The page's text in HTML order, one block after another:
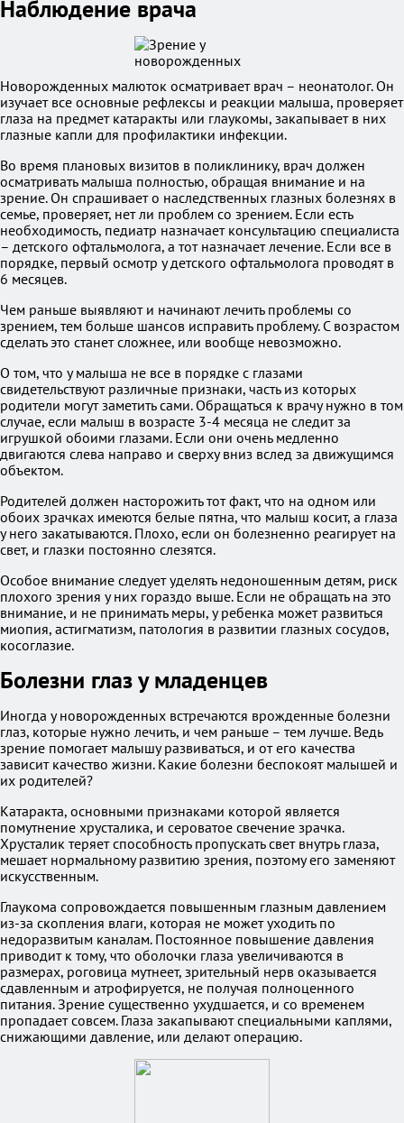
Наблюдение врача
Новорожденных малюток осматривает врач – неонатолог. Он
изучает все основные рефлексы и реакции малыша, проверяет
глаза на предмет катаракты или глаукомы, закапывает в них
глазные капли для профилактики инфекции.
Во время плановых визитов в поликлинику, врач должен
осматривать малыша полностью, обращая внимание и на
зрение. Он спрашивает о наследственных глазных болезнях в
семье, проверяет, нет ли проблем со зрением. Если есть
необходимость, педиатр назначает консультацию специалиста
– детского офтальмолога, а тот назначает лечение. Если все в
порядке, первый осмотр у детского офтальмолога проводят в
6 месяцев.
Чем раньше выявляют и начинают лечить проблемы со
зрением, тем больше шансов исправить проблему. С возрастом
сделать это станет сложнее, или вообще невозможно.
О том, что у малыша не все в порядке с глазами
свидетельствуют различные признаки, часть из которых
родители могут заметить сами. Обращаться к врачу нужно в том
случае, если малыш в возрасте 3-4 месяца не следит за
игрушкой обоими глазами. Если они очень медленно
двигаются слева направо и сверху вниз вслед за движущимся
объектом.
Родителей должен насторожить тот факт, что на одном или
обоих зрачках имеются белые пятна, что малыш косит, а глаза
у него закатываются. Плохо, если он болезненно реагирует на
свет, и глазки постоянно слезятся.
Особое внимание следует уделять недоношенным детям, риск
плохого зрения у них гораздо выше. Если не обращать на это
внимание, и не принимать меры, у ребенка может развиться
миопия, астигматизм, патология в развитии глазных сосудов,
косоглазие.
Болезни глаз у младенцев
Иногда у новорожденных встречаются врожденные болезни
глаз, которые нужно лечить, и чем раньше – тем лучше. Ведь
зрение помогает малышу развиваться, и от его качества
зависит качество жизни. Какие болезни беспокоят малышей и
их родителей?
Катаракта, основными признаками которой является
помутнение хрусталика, и сероватое свечение зрачка.
Хрусталик теряет способность пропускать свет внутрь глаза,
мешает нормальному развитию зрения, поэтому его заменяют
искусственным.
Глаукома сопровождается повышенным глазным давлением
из-за скопления влаги, которая не может уходить по
недоразвитым каналам. Постоянное повышение давления
приводит к тому, что оболочки глаза увеличиваются в
размерах, роговица мутнеет, зрительный нерв оказывается
сдавленным и атрофируется, не получая полноценного
питания. Зрение существенно ухудшается, и со временем
пропадает совсем. Глаза закапывают специальными каплями,
снижающими давление, или делают операцию.